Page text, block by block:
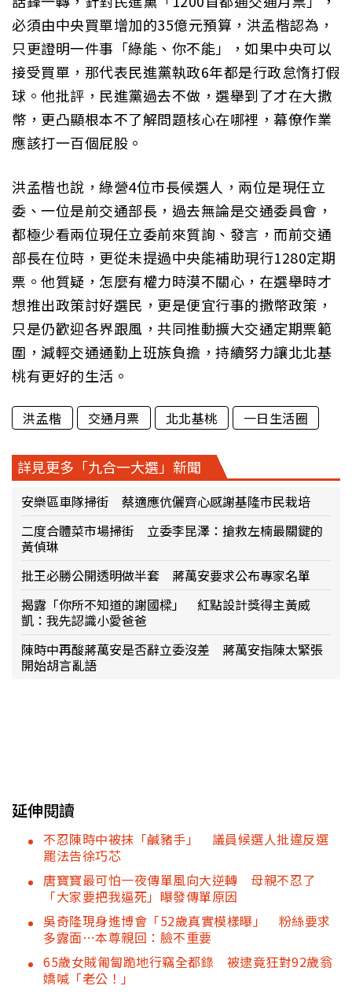
必須由中央買單增加的35億元預算，洪孟楷認為，
只更證明一件事「綠能、你不能」，如果中央可以
接受買單，那代表民進黨執政6年都是行政怠惰打假
球。他批評，民進黨過去不做，選舉到了才在大撒
幣，更凸顯根本不了解問題核心在哪裡，幕僚作業
應該打一百個屁股。
洪孟楷也說，綠營4位市長候選人，兩位是現任立
委、一位是前交通部長，過去無論是交通委員會，
都極少看兩位現任立委前來質詢、發言，而前交通
部長在位時，更從未提過中央能補助現行1280定期
票。他質疑，怎麼有權力時漠不關心，在選舉時才
想推出政策討好選民，更是便宜行事的撒幣政策，
只是仍歡迎各界跟風，共同推動擴大交通定期票範
圍，減輕交通通勤上班族負擔，持續努力讓北北基
桃有更好的生活。
洪孟楷 交通月票 北北基桃 一日生活圈
詳見更多「九合一大選」新聞
安樂區車隊掃街 蔡適應伉儷齊心感謝基隆市民栽培
二度合體菜市場掃街 立委李昆澤：搶救左楠最關鍵的
黃偵琳
批王必勝公開透明做半套 蔣萬安要求公布專家名單
揭露「你所不知道的謝國樑」 紅點設計獎得主黃威
凱：我先認識小愛爸爸
陳時中再酸蔣萬安是否辭立委沒差 蔣萬安指陳太緊張
開始胡言亂語
延伸閱讀
不忍陳時中被抹「鹹豬手」 議員候選人批違反選
罷法告徐巧芯
唐寶寶最可怕一夜傳單風向大逆轉 母親不忍了
「大家要把我逼死」曝發傳單原因
吳奇隆現身進博會「52歲真實模樣曝」 粉絲要求
多露面…本尊親回：臉不重要
65歲女賊匍匐跪地行竊全都錄 被逮竟狂對92歲翁
嬌喊「老公！」